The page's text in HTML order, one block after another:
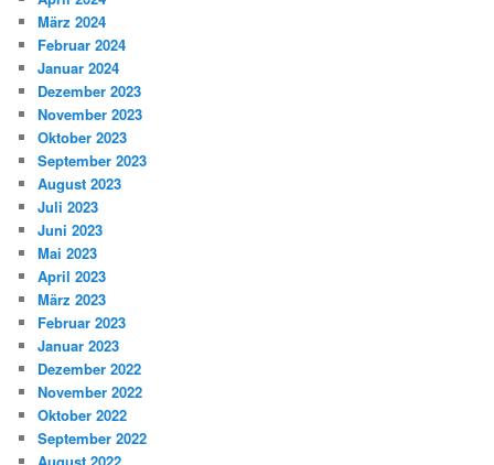
März 2024
Februar 2024
Januar 2024
Dezember 2023
November 2023
Oktober 2023
September 2023
August 2023
Juli 2023
Juni 2023
Mai 2023
April 2023
März 2023
Februar 2023
Januar 2023
Dezember 2022
November 2022
Oktober 2022
September 2022